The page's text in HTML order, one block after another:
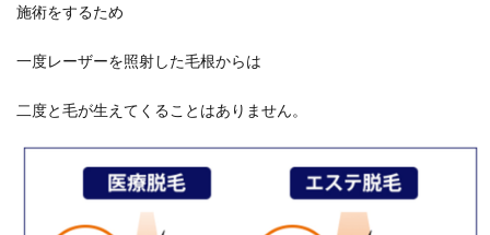
施術をするため
一度レーザーを照射した毛根からは
二度と毛が生えてくることはありません。